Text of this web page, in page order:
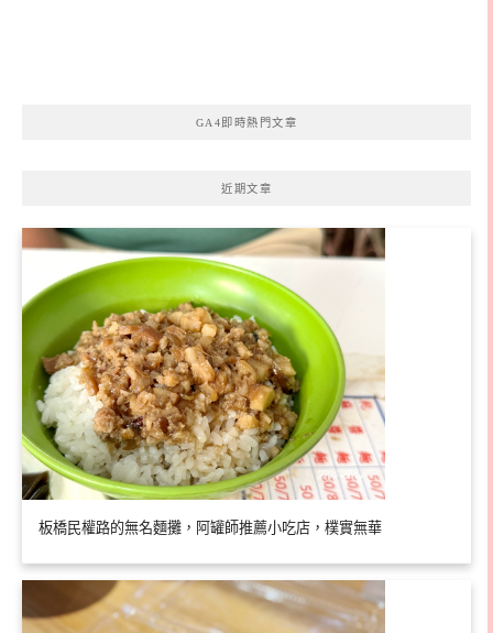
GA4即時熱門文章
近期文章
板橋民權路的無名麵攤，阿罐師推薦小吃店，樸實無華